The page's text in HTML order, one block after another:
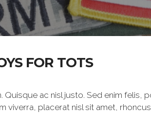
FOR TOTS
ac nisl justo. Sed enim felis,
viverra, placerat nisl sit amet,